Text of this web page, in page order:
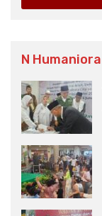
N Humaniora